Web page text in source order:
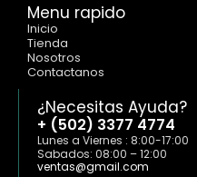
Menu rapido
Inicio
Tienda
Nosotros
Contactanos
¿Necesitas Ayuda?
+ (502) 3377 4774
Lunes a Viernes : 8:00-17:00
Sabados: 08:00 – 12:00
ventas@gmail.com